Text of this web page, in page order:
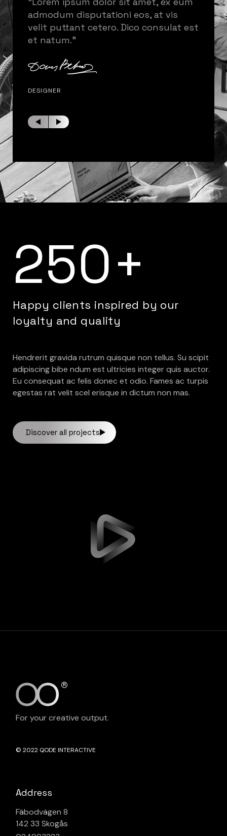
admodum disputationi eos, at vis
velit puttant cetero. Dico consulat est
et natum.
DESIGNER
et
250+
Happy clients inspired by our
loyalty and quality
Hendrerit gravida rutrum quisque non tellus. Su scipit
adipiscing bibe ndum est ultricies integer quis auctor.
Eu consequat ac felis donec et odio. Fames ac turpis
egestas rat velit scel erisque in dictum non mas.
Discover all projects
For your creative output.
© 2022 QODE INTERACTIVE
Address
Fäbodvägen 8
142 33 Skogås